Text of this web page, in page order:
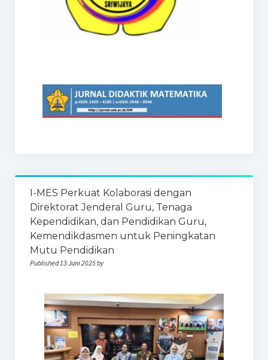
I-MES Perkuat Kolaborasi dengan
Direktorat Jenderal Guru, Tenaga
Kependidikan, dan Pendidikan Guru,
Kemendikdasmen untuk Peningkatan
Mutu Pendidikan
Published 13 Juni 2025 by